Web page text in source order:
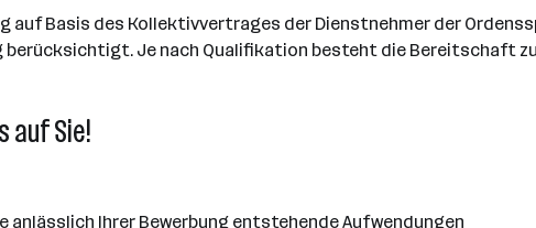
auf Basis des Kollektivvertrages der Dienstnehmer der
berücksichtigt. Je nach Qualifikation besteht die Bereitschaft
auf Sie!
anlässlich Ihrer Bewerbung entstehende Aufwendungen